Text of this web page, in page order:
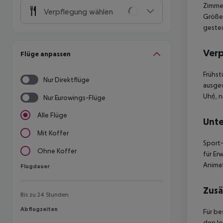
Verpflegung wählen
Flüge anpassen
Nur Direktflüge
Nur Eurowings-Flüge
Alle Flüge
Mit Koffer
Ohne Koffer
Flugdauer
Flugdauer
Bis zu 24 Stunden
Abflugzeiten
Abflugzeiten
Uhr),
für
Für